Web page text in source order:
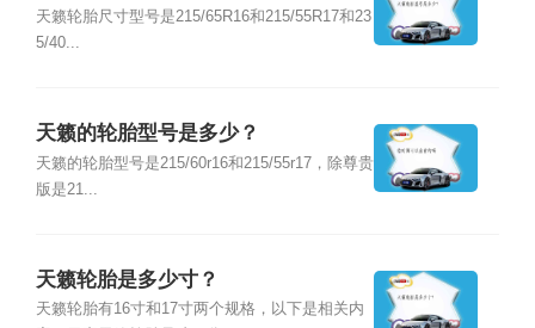
天籁轮胎尺寸型号是215/65R16和215/55R17和23
5/40...
天籁的轮胎型号是多少？
天籁的轮胎型号是215/60r16和215/55r17，除尊贵
版是21...
天籁轮胎是多少寸？
天籁轮胎有16寸和17寸两个规格，以下是相关内